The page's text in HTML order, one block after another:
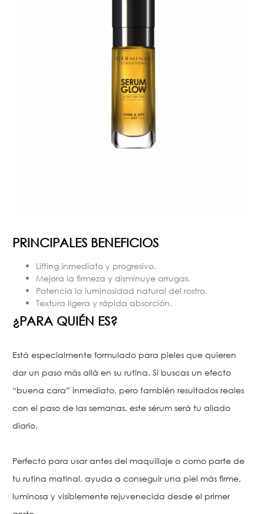
PRINCIPALES BENEFICIOS
Lifting inmediato y progresivo.
Mejora la firmeza y disminuye arrugas.
Potencia la luminosidad natural del rostro.
Textura ligera y rápida absorción.
¿PARA QUIÉN ES?
Está especialmente formulado para pieles que quieren
dar un paso más allá en su rutina. Si buscas un efecto
“buena cara” inmediato, pero también resultados reales
con el paso de las semanas, este sérum será tu aliado
diario.
Perfecto para usar antes del maquillaje o como parte de
tu rutina matinal, ayuda a conseguir una piel más firme,
luminosa y visiblemente rejuvenecida desde el primer